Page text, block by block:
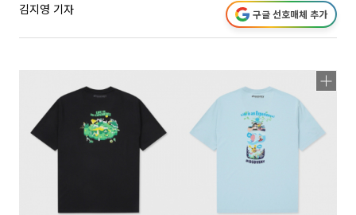
김지영 기자 구글 선호매체 추가